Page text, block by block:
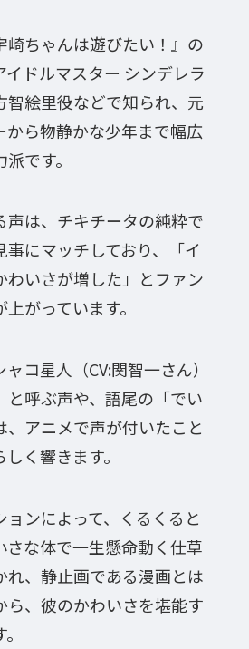
崎ちゃんは遊びたい！』の
ドルマスター シンデレラ
智絵里役などで知られ、元
から物静かな少年まで幅広
です。
声は、チキチータの純粋で
にマッチしており、「イ
わいさが増した」とファン
がっています。
コ星人（CV:関智一さん）
と呼ぶ声や、語尾の「でい
、アニメで声が付いたこと
く響きます。
ョンによって、くるくると
さな体で一生懸命動く仕草
れ、静止画である漫画とは
ら、彼のかわいさを堪能す